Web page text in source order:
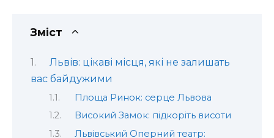
Зміст
Львів: цікаві місця, які не залишать
вас байдужими
Площа Ринок: серце Львова
Високий Замок: підкоріть висоти
Львівський Оперний театр: